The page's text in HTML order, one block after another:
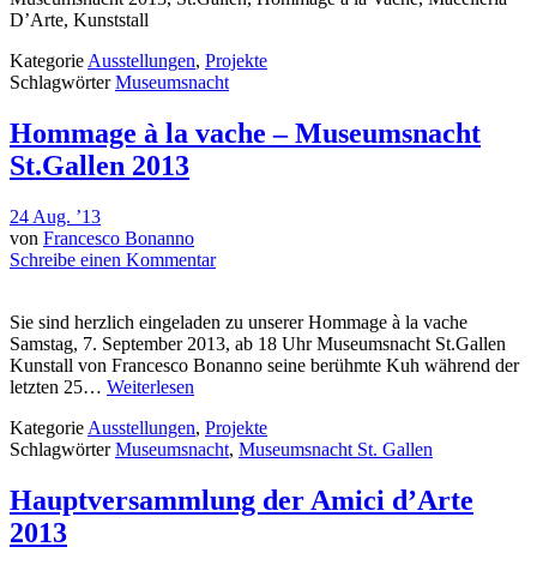
D’Arte, Kunststall
Kategorie Ausstellungen, Projekte
SchlagwörterMuseumsnacht
Hommage à la vache – Museumsnacht
St.Gallen 2013
24 Aug. ’13
von Francesco Bonanno
Schreibe einen Kommentar
Sie sind herzlich eingeladen zu unserer Hommage à la vache
Samstag, 7. September 2013, ab 18 Uhr Museumsnacht St.Gallen
Kunstall von Francesco Bonanno seine berühmte Kuh während der
letzten 25… Weiterlesen
Kategorie Ausstellungen, Projekte
SchlagwörterMuseumsnacht, Museumsnacht St. Gallen
Hauptversammlung der Amici d’Arte
2013